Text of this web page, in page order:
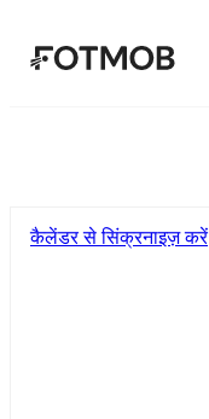
कैलेंडर से सिंक्रनाइज़ करें